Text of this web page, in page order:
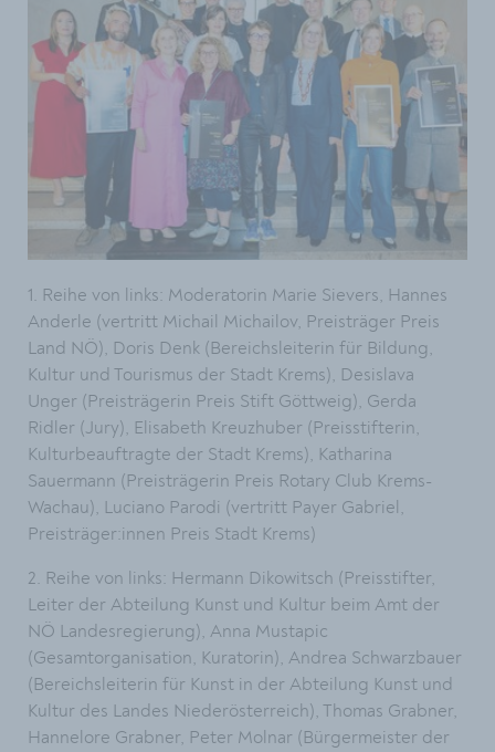
1. Reihe von links: Moderatorin Marie Sievers, Hannes
Anderle (vertritt Michail Michailov, Preisträger Preis
Land NÖ), Doris Denk (Bereichsleiterin für Bildung,
Kultur und Tourismus der Stadt Krems), Desislava
Unger (Preisträgerin Preis Stift Göttweig), Gerda
Ridler (Jury), Elisabeth Kreuzhuber (Preisstifterin,
Kulturbeauftragte der Stadt Krems), Katharina
Sauermann (Preisträgerin Preis Rotary Club Krems-
Wachau), Luciano Parodi (vertritt Payer Gabriel,
Preisträger:innen Preis Stadt Krems)
2. Reihe von links: Hermann Dikowitsch (Preisstifter,
Leiter der Abteilung Kunst und Kultur beim Amt der
NÖ Landesregierung), Anna Mustapic
(Gesamtorganisation, Kuratorin), Andrea Schwarzbauer
(Bereichsleiterin für Kunst in der Abteilung Kunst und
Kultur des Landes Niederösterreich), Thomas Grabner,
Hannelore Grabner, Peter Molnar (Bürgermeister der